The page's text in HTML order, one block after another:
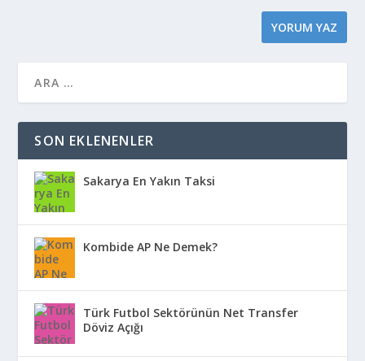
SON EKLENENLER
Sakarya En Yakın Taksi
Kombide AP Ne Demek?
Türk Futbol Sektörünün Net Transfer
Döviz Açığı